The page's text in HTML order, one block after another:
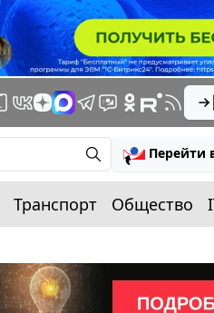
Перейти
Транспорт Общество